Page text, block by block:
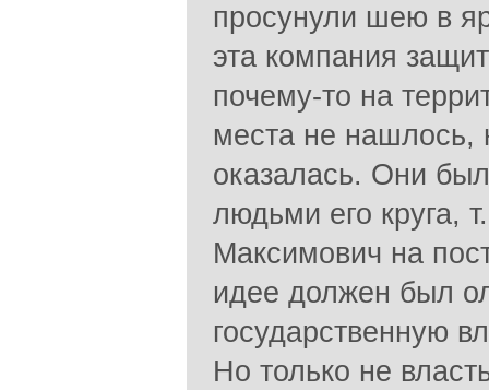
просунули шею в
эта компания
почему-то на
места не нашлось,
оказалась. Они
людьми его круга,
Максимович на
идее должен был
государственную
Но только не